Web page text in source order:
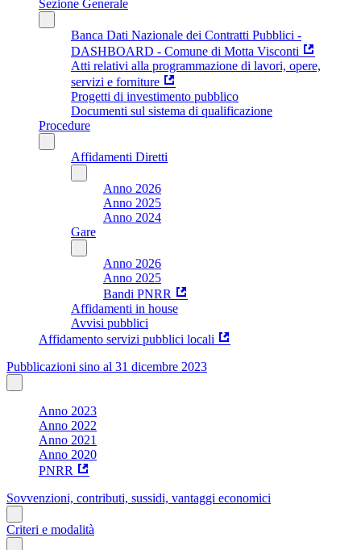
Sezione Generale
Banca Dati Nazionale dei Contratti Pubblici -
DASHBOARD - Comune di Motta Visconti
Atti relativi alla programmazione di lavori, opere,
servizi e forniture
Progetti di investimento pubblico
Documenti sul sistema di qualificazione
Procedure
Affidamenti Diretti
Anno 2026
Anno 2025
Anno 2024
Gare
Anno 2026
Anno 2025
Bandi PNRR
Affidamenti in house
Avvisi pubblici
Affidamento servizi pubblici locali
Pubblicazioni sino al 31 dicembre 2023
Anno 2023
Anno 2022
Anno 2021
Anno 2020
PNRR
Sovvenzioni, contributi, sussidi, vantaggi economici
Criteri e modalità